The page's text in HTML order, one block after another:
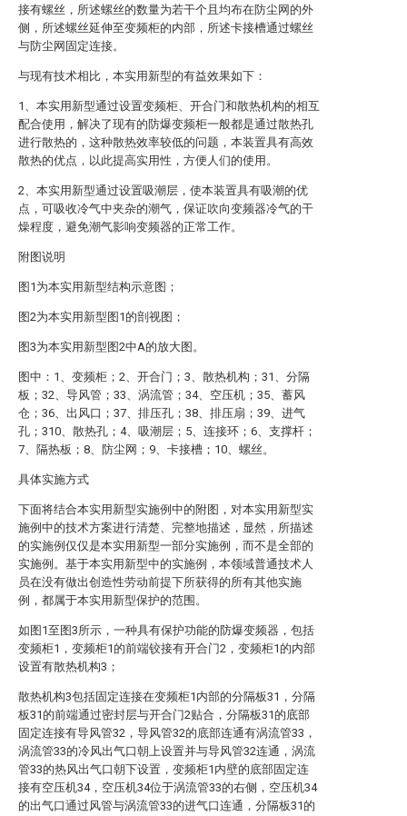
接有螺丝，所述螺丝的数量为若干个且均布在防尘网的外
侧，所述螺丝延伸至变频柜的内部，所述卡接槽通过螺丝
与防尘网固定连接。
与现有技术相比，本实用新型的有益效果如下：
1、本实用新型通过设置变频柜、开合门和散热机构的相互
配合使用，解决了现有的防爆变频柜一般都是通过散热孔
进行散热的，这种散热效率较低的问题，本装置具有高效
散热的优点，以此提高实用性，方便人们的使用。
2、本实用新型通过设置吸潮层，使本装置具有吸潮的优
点，可吸收冷气中夹杂的潮气，保证吹向变频器冷气的干
燥程度，避免潮气影响变频器的正常工作。
附图说明
图1为本实用新型结构示意图；
图2为本实用新型图1的剖视图；
图3为本实用新型图2中A的放大图。
图中：1、变频柜；2、开合门；3、散热机构；31、分隔
板；32、导风管；33、涡流管；34、空压机；35、蓄风
仓；36、出风口；37、排压孔；38、排压扇；39、进气
孔；310、散热孔；4、吸潮层；5、连接环；6、支撑杆；
7、隔热板；8、防尘网；9、卡接槽；10、螺丝。
具体实施方式
下面将结合本实用新型实施例中的附图，对本实用新型实
施例中的技术方案进行清楚、完整地描述，显然，所描述
的实施例仅仅是本实用新型一部分实施例，而不是全部的
实施例。基于本实用新型中的实施例，本领域普通技术人
员在没有做出创造性劳动前提下所获得的所有其他实施
例，都属于本实用新型保护的范围。
如图1至图3所示，一种具有保护功能的防爆变频器，包括
变频柜1，变频柜1的前端铰接有开合门2，变频柜1的内部
设置有散热机构3；
散热机构3包括固定连接在变频柜1内部的分隔板31，分隔
板31的前端通过密封层与开合门2贴合，分隔板31的底部
固定连接有导风管32，导风管32的底部连通有涡流管33，
涡流管33的冷风出气口朝上设置并与导风管32连通，涡流
管33的热风出气口朝下设置，变频柜1内壁的底部固定连
接有空压机34，空压机34位于涡流管33的右侧，空压机34
的出气口通过风管与涡流管33的进气口连通，分隔板31的